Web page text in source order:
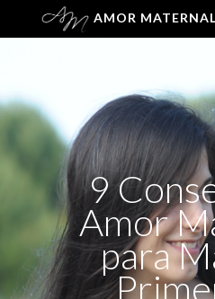
AMOR MATERNAL
9
Amor
para